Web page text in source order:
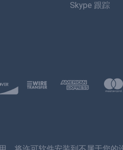
Skype 跟踪